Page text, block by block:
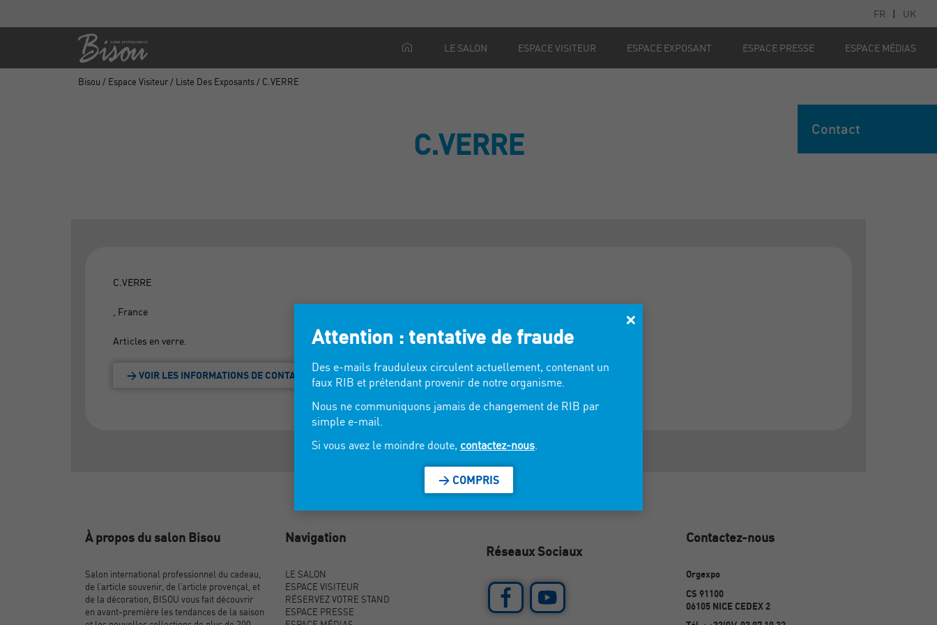
FR | UK
LE SALON ESPACE VISITEUR ESPACE EXPOSANT ESPACE PRESSE ESPACE MÉDIAS
Contact
Bisou / Espace Visiteur / Liste Des Exposants / C.VERRE
C.VERRE
C.VERRE
, France
Articles en verre.
> VOIR LES INFORMATIONS DE CONTACT
À propos du salon Bisou
Salon international professionnel du cadeau,
de l’article souvenir, de l’article provençal, et
de la décoration, BISOU vous fait découvrir
en avant-première les tendances de la saison
Navigation
LE SALON
ESPACE VISITEUR
RÉSERVEZ VOTRE STAND
ESPACE PRESSE
Réseaux Sociaux
Contactez-nous
Orgexpo
CS 91100
06105 NICE CEDEX 2
×
Attention : tentative de fraude
Des e-mails frauduleux circulent actuellement, contenant un
faux RIB et prétendant provenir de notre organisme.
Nous ne communiquons jamais de changement de RIB par
simple e-mail.
Si vous avez le moindre doute, contactez-nous.
> COMPRIS